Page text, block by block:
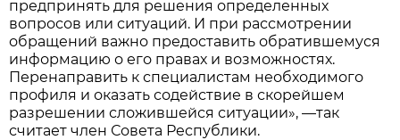
предпринять для решения определенных
вопросов или ситуаций. И при рассмотрении
обращений важно предоставить обратившемуся
информацию о его правах и возможностях.
Перенаправить к специалистам необходимого
профиля и оказать содействие в скорейшем
разрешении сложившейся ситуации», —так
считает член Совета Республики.